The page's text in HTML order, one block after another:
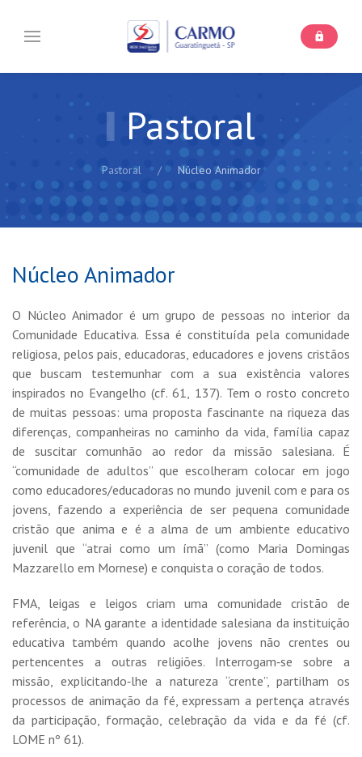
Pastoral
Pastoral Núcleo Animador
Núcleo Animador
O Núcleo Animador é um grupo de pessoas no interior da
Comunidade Educativa. Essa é constituída pela comunidade
religiosa, pelos pais, educadoras, educadores e jovens cristãos
que buscam testemunhar com a sua existência valores
inspirados no Evangelho (cf. 61, 137). Tem o rosto concreto
de muitas pessoas: uma proposta fascinante na riqueza das
diferenças, companheiras no caminho da vida, família capaz
de suscitar comunhão ao redor da missão salesiana. É
“comunidade de adultos” que escolheram colocar em jogo
como educadores/educadoras no mundo juvenil com e para os
jovens, fazendo a experiência de ser pequena comunidade
cristão que anima e é a alma de um ambiente educativo
juvenil que “atrai como um ímã” (como Maria Domingas
Mazzarello em Mornese) e conquista o coração de todos.
FMA, leigas e leigos criam uma comunidade cristão de
referência, o NA garante a identidade salesiana da instituição
educativa também quando acolhe jovens não crentes ou
pertencentes a outras religiões. Interrogam‐se sobre a
missão, explicitando‐lhe a natureza “crente”, partilham os
processos de animação da fé, expressam a pertença através
da participação, formação, celebração da vida e da fé (cf.
LOME nº 61).